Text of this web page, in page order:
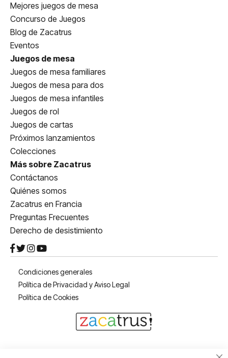
Mejores juegos de mesa
Concurso de Juegos
Blog de Zacatrus
Eventos
Juegos de mesa
Juegos de mesa familiares
Juegos de mesa para dos
Juegos de mesa infantiles
Juegos de rol
Juegos de cartas
Próximos lanzamientos
Colecciones
Más sobre Zacatrus
Contáctanos
Quiénes somos
Zacatrus en Francia
Preguntas Frecuentes
Derecho de desistimiento
Condiciones generales
Política de Privacidad y Aviso Legal
Política de Cookies